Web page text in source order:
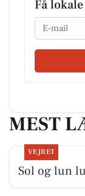
Få
Email
MEST
VEJRET
Sol og lun